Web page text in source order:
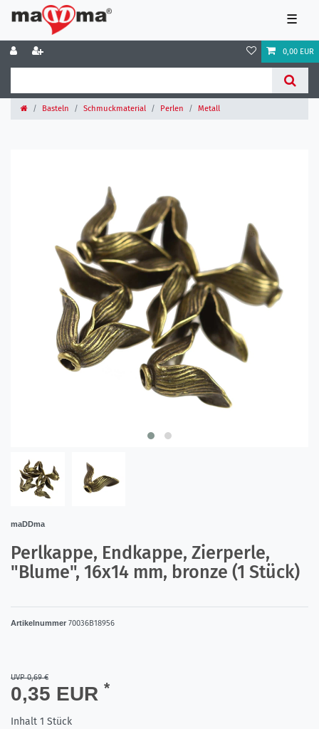
☰
0,00 EUR
Basteln Schmuckmaterial Perlen Metall
maDDma
Perlkappe, Endkappe, Zierperle,
"Blume", 16x14 mm, bronze (1 Stück)
Artikelnummer 70036B18956
UVP 0,69 €
0,35 EUR *
Inhalt 1 Stück